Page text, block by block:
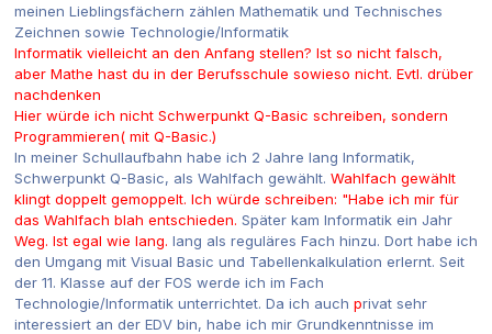
meinen Lieblingsfächern zählen Mathematik und Technisches
Zeichnen sowie Technologie/Informatik
Informatik vielleicht an den Anfang stellen? Ist so nicht falsch,
aber Mathe hast du in der Berufsschule sowieso nicht. Evtl. drüber
nachdenken
Hier würde ich nicht Schwerpunkt Q-Basic schreiben, sondern
Programmieren( mit Q-Basic.)
In meiner Schullaufbahn habe ich 2 Jahre lang Informatik,
Schwerpunkt Q-Basic, als Wahlfach gewählt. Wahlfach gewählt
klingt doppelt gemoppelt. Ich würde schreiben: "Habe ich mir für
das Wahlfach blah entschieden. Später kam Informatik ein Jahr
Weg. Ist egal wie lang. lang als reguläres Fach hinzu. Dort habe ich
den Umgang mit Visual Basic und Tabellenkalkulation erlernt. Seit
der 11. Klasse auf der FOS werde ich im Fach
Technologie/Informatik unterrichtet. Da ich auch privat sehr
interessiert an der EDV bin, habe ich mir Grundkenntnisse im